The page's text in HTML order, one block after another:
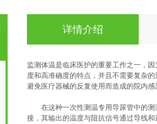
详情介绍
监测体温是临床医护的重要工作之一，
度和高准确度的特点，并且不需要复杂
避免医疗器械的反复使用而造成的院内
在这种一次性测温专用导尿管中的测
接，其输出的温度与阻抗信号通过导线